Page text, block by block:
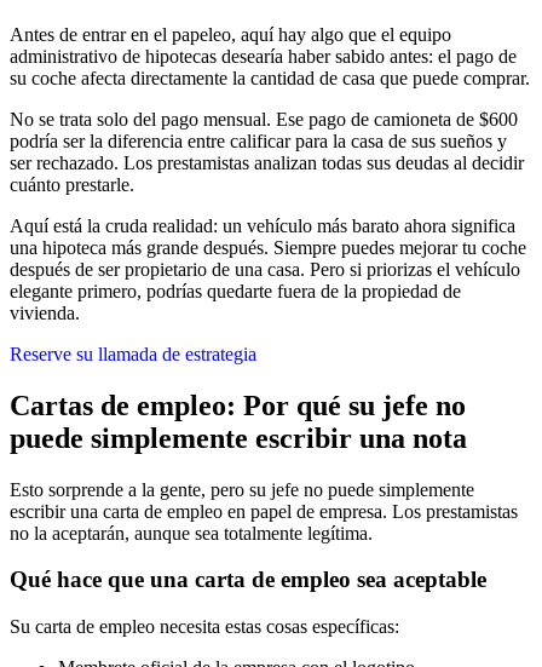
Antes de entrar en el papeleo, aquí hay algo que el equipo
administrativo de hipotecas desearía haber sabido antes: el pago de
su coche afecta directamente la cantidad de casa que puede comprar.
No se trata solo del pago mensual. Ese pago de camioneta de $600
podría ser la diferencia entre calificar para la casa de sus sueños y
ser rechazado. Los prestamistas analizan todas sus deudas al decidir
cuánto prestarle.
Aquí está la cruda realidad: un vehículo más barato ahora significa
una hipoteca más grande después. Siempre puedes mejorar tu coche
después de ser propietario de una casa. Pero si priorizas el vehículo
elegante primero, podrías quedarte fuera de la propiedad de
vivienda.
Reserve su llamada de estrategia
Cartas de empleo: Por qué su jefe no
puede simplemente escribir una nota
Esto sorprende a la gente, pero su jefe no puede simplemente
escribir una carta de empleo en papel de empresa. Los prestamistas
no la aceptarán, aunque sea totalmente legítima.
Qué hace que una carta de empleo sea aceptable
Su carta de empleo necesita estas cosas específicas: